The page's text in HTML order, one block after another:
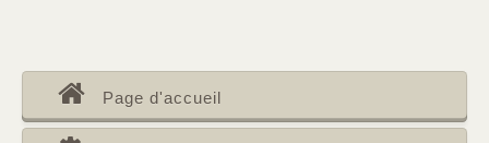
Page d'accueil